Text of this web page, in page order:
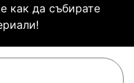
как да събирате